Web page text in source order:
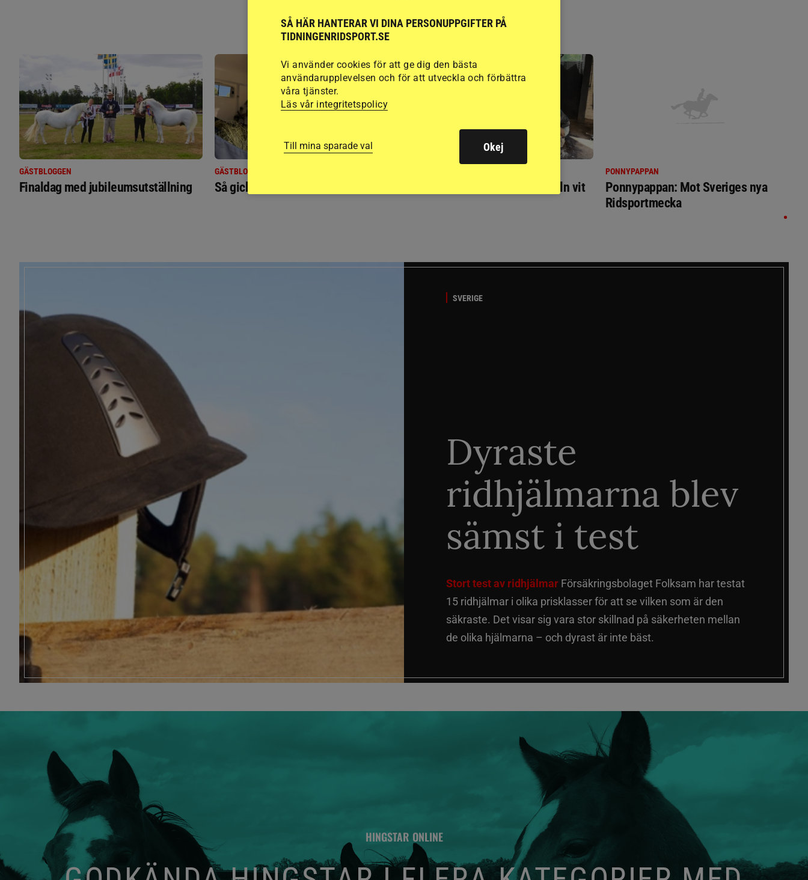
RIDSPORT
BLOGGAR
GÄSTBLOGGEN
Finaldag med jubileumsutställning
GÄSTBLOGGEN
Så gick det på helgens utställning Bästa tipsen för att få skimmeln vit
PONNYPAPPAN
Ponnypappan: Mot Sveriges nya
Ridsportmecka
SVERIGE
Dyraste
ridhjälmarna blev
sämst i test
Stort test av ridhjälmar Försäkringsbolaget Folksam har testat
15 ridhjälmar i olika prisklasser för att se vilken som är den
säkraste. Det visar sig vara stor skillnad på säkerheten mellan
de olika hjälmarna – och dyrast är inte bäst.
HINGSTAR ONLINE
SÅ HÄR HANTERAR VI DINA PERSONUPPGIFTER PÅ
TIDNINGENRIDSPORT.SE
Vi använder cookies för att ge dig den bästa
användarupplevelsen och för att utveckla och förbättra
våra tjänster.
Läs vår integritetspolicy
Till mina sparade val Okej